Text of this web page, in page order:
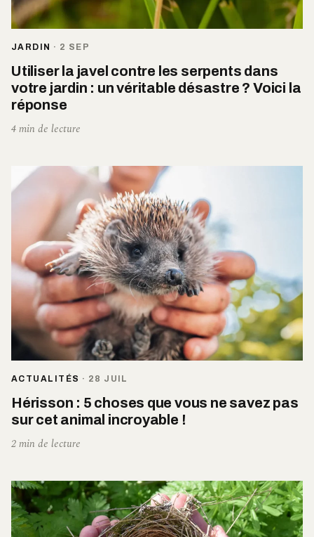
JARDIN · 2 SEP
Utiliser la javel contre les serpents dans
votre jardin : un véritable désastre ? Voici la
réponse
4 min de lecture
ACTUALITÉS · 28 JUIL
Hérisson : 5 choses que vous ne savez pas
sur cet animal incroyable !
2 min de lecture